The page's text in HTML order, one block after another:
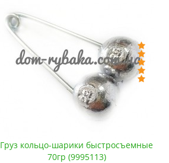
Груз кольцо-шарики быстросъемные
70гр (9995113)